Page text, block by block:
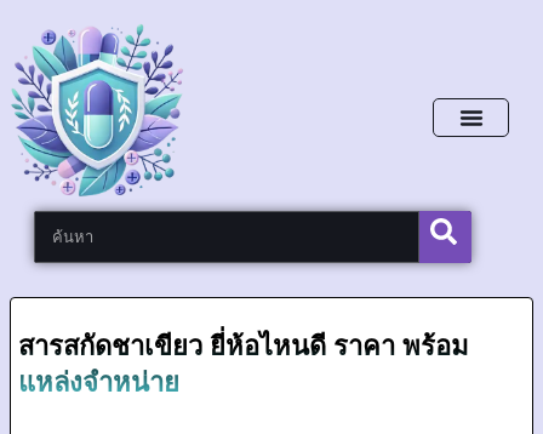
สารสกัดชาเขียว ยี่ห้อไหนดี ราคา พร้อม
แหล่งจำหน่าย